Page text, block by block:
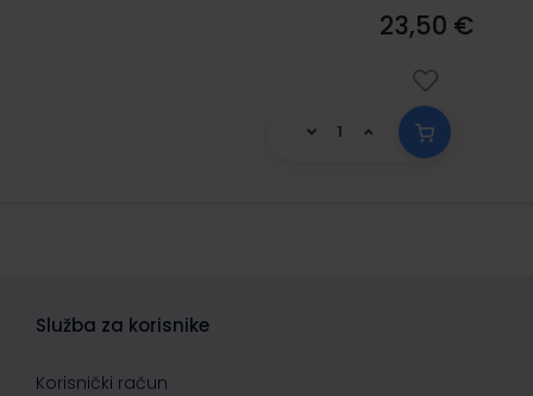
23,50 €
Služba za korisnike
Korisnički račun